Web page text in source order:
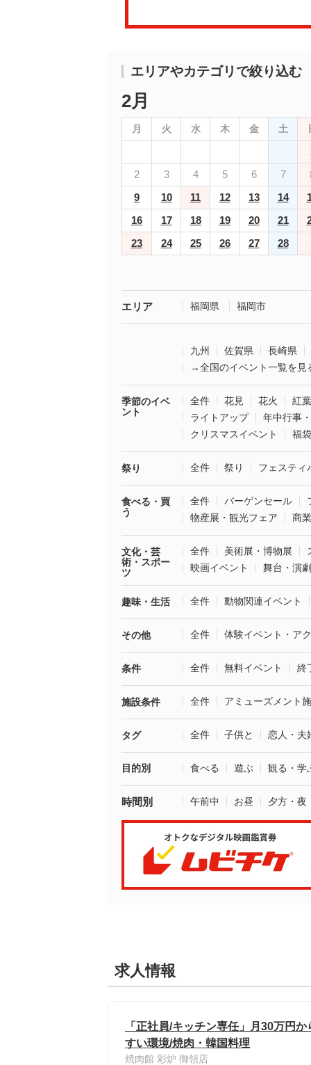
エリアやカテゴリで絞り込む
2月
月 火 水 木 金 土
2
3 4 5 6 7
9
10 11 12 13 14
16
17 18 19 20 21
23
24 25 26 27 28
エリア 福岡県 福岡市
九州 佐賀県
長崎県
→全国のイベント一覧を見
季節のイベ
ント
全件 花見 花火
紅葉
ライトアップ
年中行事
クリスマスイベント
福
祭り 全件 祭り フェスティ
食べる・買
う
全件 バーゲンセール
物産展・観光フェア
商
文化・芸
術・スポー
ツ
全件 美術展・博物展
映画イベント
舞台・演劇
趣味・生活 全件 動物関連イベント
その他 全件 体験イベント・ア
条件 全件 無料イベント 終
施設条件 全件 アミューズメント
タグ 全件 子供と 恋人・夫
目的別 食べる 遊ぶ 観る・学
時間別 午前中 お昼 夕方・夜
求人情報
「正社員/キッチン専任」月30万円
すい環境/焼肉・韓国料理
焼肉館 彩炉 御領店